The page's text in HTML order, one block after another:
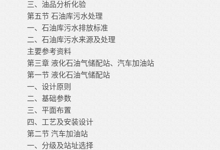
三、油品分析化验
第五节 石油库污水处理
一、石油库污水排放标准
二、石油库污水来源及处理
主要参考资料
第三章 液化石油气储配站、汽车加油站
第一节 液化石油气储配站
一、设计原则
二、基础参数
三、平面布置
四、工艺及安装设计
第二节 汽车加油站
一、分级及站址选择